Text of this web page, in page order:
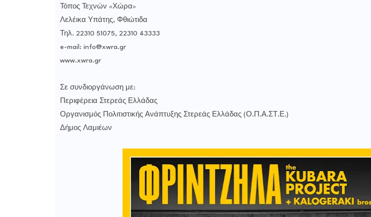
Τόπος Τεχνών «Χώρα»
Λελέικα Υπάτης, Φθιώτιδα
Τηλ. 22310 51075, 22310 43333
e-mail: info@xwra.gr
www.xwra.gr
Σε συνδιοργάνωση με:
Περιφέρεια Στερεάς Ελλάδας
Οργανισμός Πολιτιστικής Ανάπτυξης Στερεάς Ελλάδας (Ο.Π.Α.ΣΤ.Ε.)
Δήμος Λαμιέων